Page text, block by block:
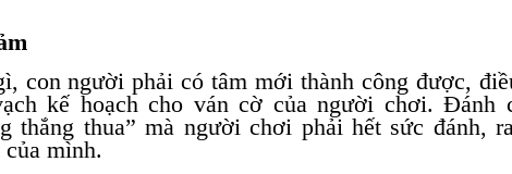
con người phải có tâm mới thành công được,
kế hoạch cho ván cờ của người chơi. Đánh
thắng thua” mà người chơi phải hết sức đánh,
mình.